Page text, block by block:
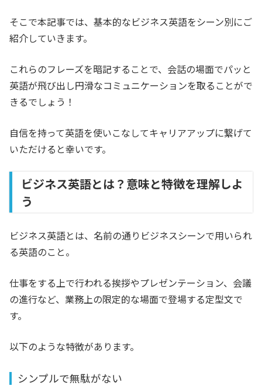
そこで本記事では、基本的なビジネス英語をシーン別にご
紹介していきます。
これらのフレーズを暗記することで、会話の場面でパッと
英語が飛び出し円滑なコミュニケーションを取ることがで
きるでしょう！
自信を持って英語を使いこなしてキャリアアップに繋げて
いただけると幸いです。
ビジネス英語とは？意味と特徴を理解しよ
う
ビジネス英語とは、名前の通りビジネスシーンで用いられ
る英語のこと。
仕事をする上で行われる挨拶やプレゼンテーション、会議
の進行など、業務上の限定的な場面で登場する定型文で
す。
以下のような特徴があります。
シンプルで無駄がない